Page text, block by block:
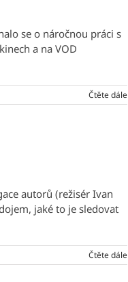
se o náročnou práci s
a na VOD
Čtěte dále
autorů (režisér Ivan
jaké to je sledovat
Čtěte dále